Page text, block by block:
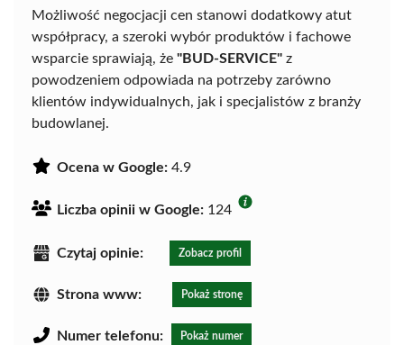
Możliwość negocjacji cen stanowi dodatkowy atut
współpracy, a szeroki wybór produktów i fachowe
wsparcie sprawiają, że "BUD-SERVICE" z
powodzeniem odpowiada na potrzeby zarówno
klientów indywidualnych, jak i specjalistów z branży
budowlanej.
Ocena w Google: 4.9
Liczba opinii w Google: 124
Czytaj opinie: Zobacz profil
Strona www: Pokaż stronę
Numer telefonu: Pokaż numer